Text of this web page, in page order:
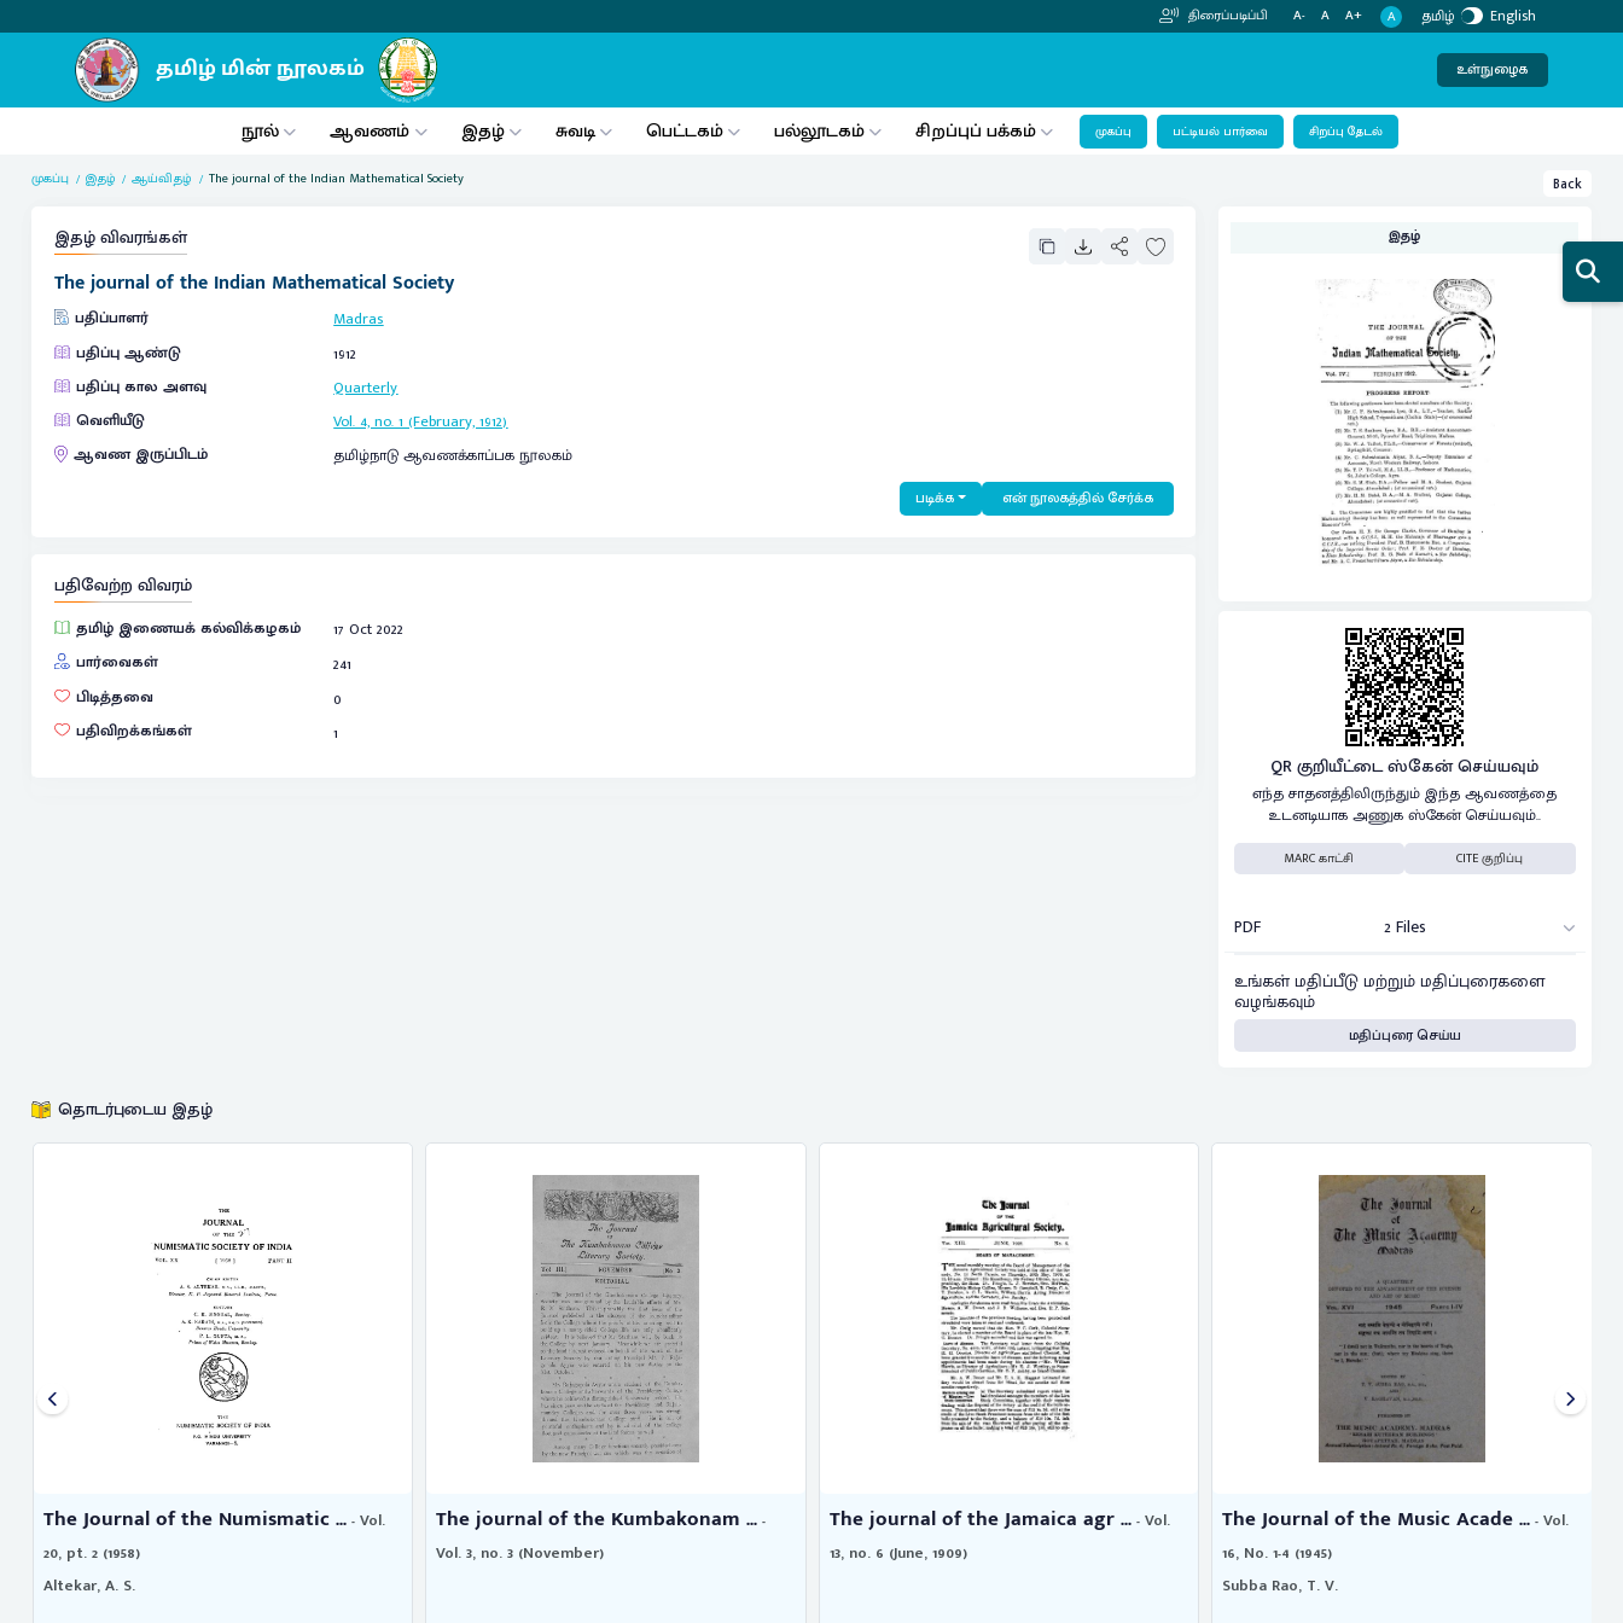
திரைப்படிப்பி A- A A+ A தமிழ் English
உள்நுழைக
நூல் ஆவணம் இதழ் சுவடி பெட்டகம் பல்லூடகம் சிறப்புப் பக்கம் முகப்பு பட்டியல் பார்வை சிறப்பு தேடல்
முகப்பு இதழ் ஆய்விதழ் The journal of the Indian Mathematical Society Back
இதழ் விவரங்கள்
The journal of the Indian Mathematical Society
பதிப்பாளர்
Madras
பதிப்பு ஆண்டு
1912
பதிப்பு கால அளவு
Quarterly
வெளியீடு
Vol. 4, no. 1 (February, 1912)
ஆவண இருப்பிடம்
தமிழ்நாடு ஆவணக்காப்பக நூலகம்
படிக்க என் நூலகத்தில் சேர்க்க
பதிவேற்ற விவரம்
தமிழ் இணையக் கல்விக்கழகம்
17 Oct 2022
பார்வைகள்
241
பிடித்தவை
0
பதிவிறக்கங்கள்
1
இதழ்
QR குறியீட்டை ஸ்கேன் செய்யவும்
எந்த சாதனத்திலிருந்தும் இந்த ஆவணத்தை
உடனடியாக அணுக ஸ்கேன் செய்யவும்..
MARC காட்சி CITE குறிப்பு
PDF 2 Files
உங்கள் மதிப்பீடு மற்றும் மதிப்புரைகளை
வழங்கவும்
மதிப்புரை செய்ய
தொடர்புடைய இதழ்
The Journal of the Numismatic ...- Vol.
20, pt. 2 (1958)
Altekar, A. S.
The journal of the Kumbakonam ...-
Vol. 3, no. 3 (November)
The journal of the Jamaica agr ...- Vol.
13, no. 6 (June, 1909)
The Journal of the Music Acade ...- Vol.
16, No. 1-4 (1945)
Subba Rao, T. V.